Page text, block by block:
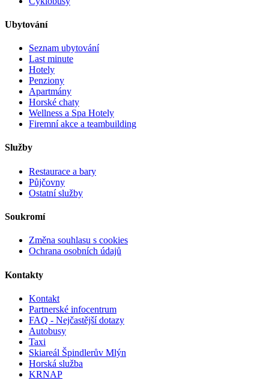
Ubytování
Seznam ubytování
Last minute
Hotely
Penziony
Apartmány
Horské chaty
Wellness a Spa Hotely
Firemní akce a teambuilding
Služby
Restaurace a bary
Půjčovny
Ostatní služby
Soukromí
Změna souhlasu s cookies
Ochrana osobních údajů
Kontakty
Kontakt
Partnerské infocentrum
FAQ - Nejčastější dotazy
Autobusy
Taxi
Skiareál Špindlerův Mlýn
Horská služba
KRNAP